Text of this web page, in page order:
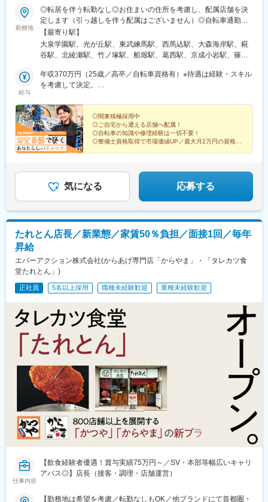
町駅(東京都)、越中島駅、八丁堀駅(東京都)、溜池山王駅、六本木
一丁目駅、東京テレポート駅、東長崎駅、早稲田駅(東京メトロ)、
本駒込駅、北参道駅、泉岳寺駅、曳舟駅、銀座一丁目駅、新宿西
口駅、池ノ上駅、大塚駅(東京都)、京成関屋駅、西ケ原駅、霞ケ関
駅(東京都)、板橋区役所前駅、東新宿駅、乃木坂駅、東京ビッグサ
丁目駅、長原駅(東京都)、神奈川新町駅、反町駅、国道駅、向河原
駅、下落合駅、茗荷谷駅、東池袋四丁目駅、赤坂見附駅、青海駅
駅、西京極駅、大和田駅(大阪府)、花園駅(京都府)、横堤駅、瑞光
四丁目駅、清水駅(大阪府)、伏見稲荷駅、深江橋駅、西中島南方
駅、四天王寺前夕陽ケ丘駅、長居駅(地下鉄)、東花園駅、帝塚山四
丁目駅、都島駅、西大路駅、嵐電天神川駅、加美駅、荒本駅、玉
出駅、崇禅寺駅、天神橋筋六丁目駅、御殿山駅、正雀駅、住之江
公園駅、野江駅、庄内駅(大阪府)、立花駅、喜連瓜破駅、国際会館
駅、吹田駅(阪急線)、新深江駅、服部天神駅、野田駅(大阪環状
線)、志紀駅、鳴尾・武庫川女子大前駅、伝法駅、寝屋川市駅、牧
野駅(大阪府)、高槻駅、豊津駅(大阪府)、西代駅、西大橋駅、香里
庫県)、城北公園通駅、三国駅(大阪府)、西九条駅、大国町駅、天
満橋駅、俊徳道駅、神崎川駅、ＪＲ難波駅、宮之阪駅、石津北
駅、西天下茶屋駅、岸辺駅、深江駅(兵庫県)、北加賀屋駅、今出川
駅、久宝寺駅、中之島駅、中津駅(大阪府・阪急線)、春日野道駅
(阪神線)、弁天町駅、あびこ駅、二条駅、鶴ケ丘駅、芦原町駅、扇
(大阪府)、緑橋駅、御幣島駅、新大阪駅、京橋駅(大阪府)、花隈
駅、堺駅、玉造駅、北畠駅、谷町六丁目駅、丹波口駅、森ノ宮
駅、関目高殿駅、古市駅(大阪府)、ＪＲ淡路駅、阿波座駅、出町柳
駅、堺筋本町駅、千林大宮駅、板宿駅、寺田町駅、八戸ノ里駅、
徳庵駅、南吹田駅、我孫子町駅、大和高田駅、松屋町駅、塚西
駅、鶴見緑地駅、桜井駅(大阪府)、阪神国道駅、香櫨園駅、中崎町
駅、朝潮橋駅、大宮駅(京都府)、大阪駅、河内天美駅、北大路駅、
府)、西新井駅、高野駅(東京都)、熊野前駅(舎人ライナー)、入谷駅
(東京都)、三ノ輪橋駅、地下鉄赤塚駅、板橋駅、板橋本町駅、久が
原駅、梅屋敷駅(東京都)、蒲田駅、有明テニスの森駅、大崎広小路
駅、戸越駅、北品川駅、不動前駅、曙橋駅、市ケ谷駅、新宿駅(東
京メトロ)、とうきょうスカイツリー駅、森下駅(東京都)、鐘ケ淵
駅、用賀駅、千歳船橋駅、世田谷代田駅、田原町駅(東京都)、稲荷
町駅(東京都)、上野御徒町駅、秋葉原駅、東長崎駅、大塚駅前駅、
新井薬師前駅、西新宿駅、落合駅(東京都)、豊島園駅(都営線)、江
古田駅、豊島園駅(西武線)、春日駅(東京都)、三田駅(東京都)、代
南太田駅、南千里駅、伽羅橋駅、東鳴尾駅、高井田駅(関西本線)、
平野駅(関西本線)、北田辺駅、西院駅(阪急線)、ＪＲ河内永和駅、
三国ケ丘駅(大阪府)、太秦天神川駅、井高野駅、稲荷駅、放出駅、
南方駅(大阪府)、長居駅(阪和線)、帝塚山三丁目駅、柴島駅、関目
駅、今里駅(近鉄線)、玉川駅(大阪府)、千鳥橋駅、新長田駅、西長
堀駅、神戸駅(兵庫県)、長田駅(神戸市営)、久寿川駅、今宮駅、北
浜駅(大阪府)、ＪＲ俊徳道駅、なんば駅(地下鉄)、恵美須町駅、花
園町駅、甲南山手駅、肥後橋駅、春日野道駅(阪急線)、二条城前
駅、東三国駅、西元町駅、花田口駅、姫松駅、谷町四丁目駅、淡
路駅、長堀橋駅、太子橋今市駅、鷹取駅、新福島駅、河内小阪
西宮駅(ＪＲ線)、さくら夙川駅、甲子園駅、四条駅(京都市営)、梅
勤務地
◎転居を伴う転勤なし◎お住まいの住所を考慮し、配属店舗を決
定します（引っ越しを伴う配属はございません）◎自転車通勤可
（15km圏内）＜勤務エリア＞★関東エリア積極採用中！★東京都
（自由が丘・大森・町田・葛西・立川・八王子エリア）神奈川県
（横浜・川崎・湘南・海老名エリア）千葉県（船橋・流山おおた
エリア）★その他エリア★大阪府愛知県
【最寄り駅】
大泉学園駅、光が丘駅、東武練馬駅、西馬込駅、大森海岸駅、糀
谷駅、北綾瀬駅、竹ノ塚駅、船堀駅、葛西駅、京成小岩駅、篠崎
駅、東久留米駅、町田駅、成瀬駅、武蔵境駅、上北台駅、京王堀
之内駅、めじろ台駅、一橋学園駅、新小平駅、羽村駅、立飛駅、
宮崎台駅、青葉台駅、大口駅、星川駅、十日市場駅(神奈川県)、高
島町駅、金沢文庫駅、市が尾駅、淵野辺駅、橋本駅(神奈川県)、湘
南台駅、藤沢駅、辻堂駅、茅ケ崎駅、小田急相模原駅、海老名駅
(相模線)、高座渋谷駅、本厚木駅、八千代台駅、東千葉駅、スポー
ツセンター駅、上本郷駅、五香駅、流山おおたかの森駅、八千代
徳駅、新三郷駅、鶴瀬駅、新所沢駅、北越谷駅、一ノ割駅、新田
駅(埼玉県)、北与野駅、与野本町駅、住之江公園駅、粉浜駅、長居
住道駅、ＪＲ長瀬駅、河内花園駅、春木駅、東岸和田駅、信太山
駅、新家駅、熊取駅、桜山駅、植田駅(名古屋市営)、大森駅(東京
駅、平沼橋駅、海老名駅(相鉄・小田急)、千葉公園駅、高根木戸
駅、さいたま新都心駅、玉出駅、長居駅(地下鉄)、新加美駅、布施
駅、河堀口駅、平野駅(関西本線)、千船駅、京橋駅(大阪府)、俊徳
道駅、奥沢駅、高松駅(東京都)、戸部駅、東粉浜駅、大阪ビジネス
パーク駅、ＪＲ俊徳道駅
給与
年収370万円（25歳／高卒／自転車資格有）※待遇は経験・スキル
を考慮して決定。
を考慮して決定。
◎関東積極採用中
◎ご自宅から通える店舗へ配属！
◎自転車の知識や修理経験は一切不要！
◎整備士資格取得で市場価値UP／最大月2万円の資格手
気になる 応募する
たれとん店長／新業態／家賃50％負担／面接1回／毎年
昇給
エバーアクション株式会社(からあげ専門店「からやま」・「タレカツ食
堂たれとん」)
正社員 5名以上採用 職種未経験歓迎 業種未経験歓迎
仕事内容
【飲食経験者優遇！賞与実績75万円～／SV・本部等幅広いキャリ
アパス◎】店長（接客・調理・店舗運営）
【勤務地は希望を考慮／転勤なしもOK／他ブランドにて首都圏・